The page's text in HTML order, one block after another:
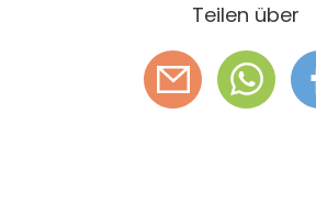
Teilen über